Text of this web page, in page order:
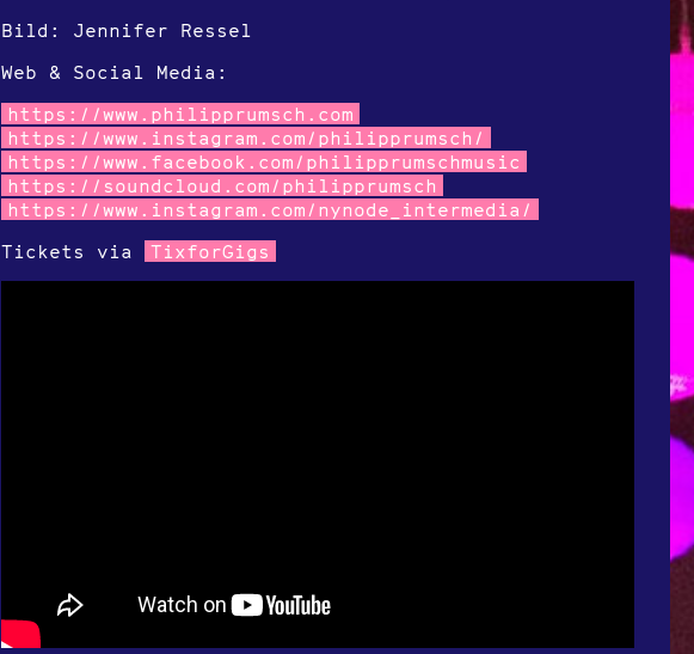
Bild: Jennifer Ressel
Web & Social Media:
https://www.philipprumsch.com
https://www.instagram.com/philipprumsch/
https://www.facebook.com/philipprumschmusic
https://soundcloud.com/philipprumsch
https://www.instagram.com/nynode_intermedia/
Tickets via
TixforGigs